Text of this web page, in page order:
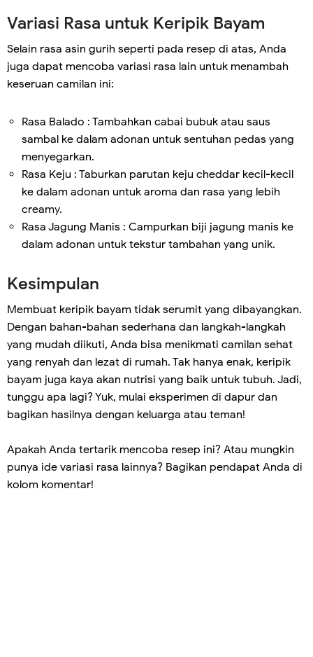
Variasi Rasa untuk Keripik Bayam
Selain rasa asin gurih seperti pada resep di atas, Anda
juga dapat mencoba variasi rasa lain untuk menambah
keseruan camilan ini:
Rasa Balado : Tambahkan cabai bubuk atau saus
sambal ke dalam adonan untuk sentuhan pedas yang
menyegarkan.
Rasa Keju : Taburkan parutan keju cheddar kecil-kecil
ke dalam adonan untuk aroma dan rasa yang lebih
creamy.
Rasa Jagung Manis : Campurkan biji jagung manis ke
dalam adonan untuk tekstur tambahan yang unik.
Kesimpulan
Membuat keripik bayam tidak serumit yang dibayangkan.
Dengan bahan-bahan sederhana dan langkah-langkah
yang mudah diikuti, Anda bisa menikmati camilan sehat
yang renyah dan lezat di rumah. Tak hanya enak, keripik
bayam juga kaya akan nutrisi yang baik untuk tubuh. Jadi,
tunggu apa lagi? Yuk, mulai eksperimen di dapur dan
bagikan hasilnya dengan keluarga atau teman!
Apakah Anda tertarik mencoba resep ini? Atau mungkin
punya ide variasi rasa lainnya? Bagikan pendapat Anda di
kolom komentar!